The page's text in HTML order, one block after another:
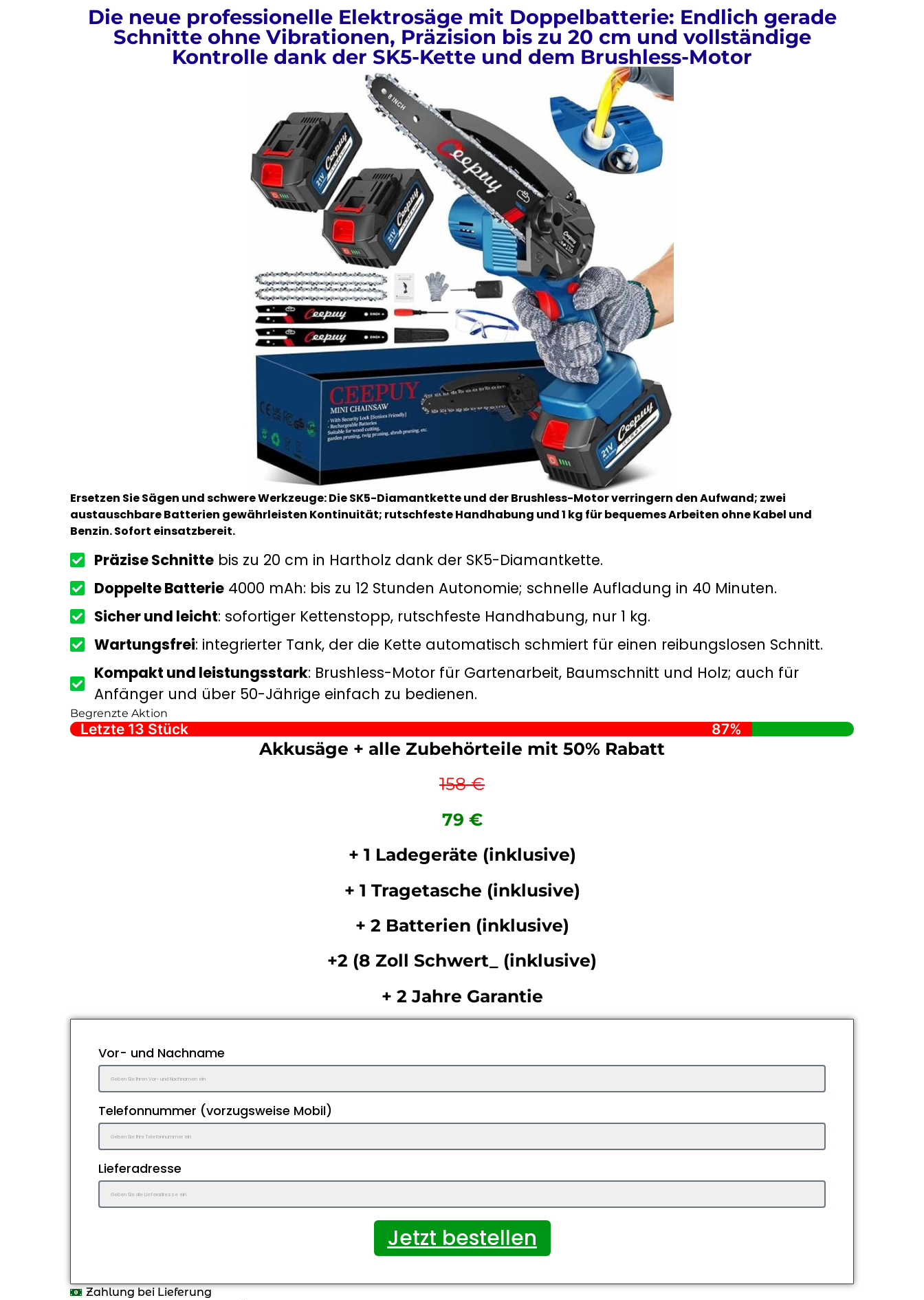
Die neue professionelle Elektrosäge mit Doppelbatterie: Endlich gerade
Schnitte ohne Vibrationen, Präzision bis zu 20 cm und vollständige
Kontrolle dank der SK5-Kette und dem Brushless-Motor
Ersetzen Sie Sägen und schwere Werkzeuge: Die SK5-Diamantkette und der Brushless-Motor verringern den Aufwand; zwei
austauschbare Batterien gewährleisten Kontinuität; rutschfeste Handhabung und 1 kg für bequemes Arbeiten ohne Kabel und
Benzin. Sofort einsatzbereit.
Präzise Schnitte bis zu 20 cm in Hartholz dank der SK5-Diamantkette.
Doppelte Batterie 4000 mAh: bis zu 12 Stunden Autonomie; schnelle Aufladung in 40 Minuten.
Sicher und leicht: sofortiger Kettenstopp, rutschfeste Handhabung, nur 1 kg.
Wartungsfrei: integrierter Tank, der die Kette automatisch schmiert für einen reibungslosen Schnitt.
Kompakt und leistungsstark: Brushless-Motor für Gartenarbeit, Baumschnitt und Holz; auch für
Anfänger und über 50-Jährige einfach zu bedienen.
Begrenzte Aktion
Letzte 13 Stück 87%
Akkusäge + alle Zubehörteile mit 50% Rabatt
158 €
79 €
+ 1 Ladegeräte (inklusive)
+ 1 Tragetasche (inklusive)
+ 2 Batterien (inklusive)
+2 (8 Zoll Schwert_ (inklusive)
+ 2 Jahre Garantie
Vor- und Nachname
Telefonnummer (vorzugsweise Mobil)
Lieferadresse
Jetzt bestellen
Zahlung bei Lieferung